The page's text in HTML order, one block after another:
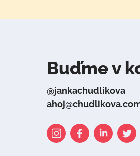
Buďme v
@jankachudlikova